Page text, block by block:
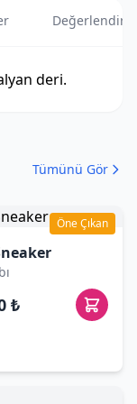
deri.
Tümünü Gör
Öne Çıkan
₺